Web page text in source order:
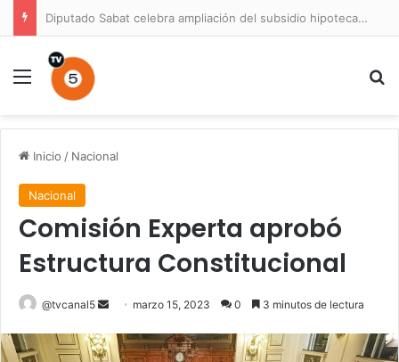
Diputado Sabat celebra ampliación del subsidio hipotecario con viviendas de hasta 6.000 UF
Menú
Inicio / Nacional
Nacional
Comisión Experta aprobó
Estructura Constitucional
@tvcanal5
Send
email
marzo 15, 2023 0 3 minutos de lectura